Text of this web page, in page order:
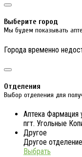
Выберите город
Мы будем показывать
Города временно
Отделения
Выбор отделения для
Аптека Фармация
пгт. Угольные
Другое
Другое отделение
Выбрать